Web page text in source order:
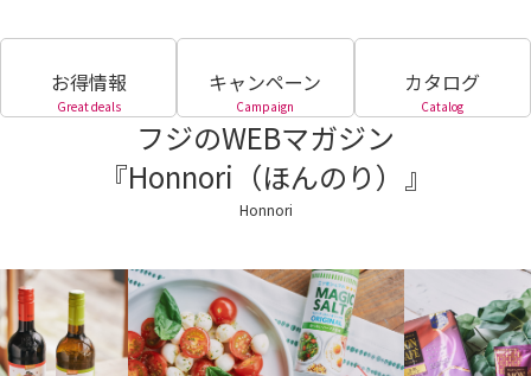
お得情報
Great deals
キャンペーン
Campaign
カタログ
Catalog
フジのWEBマガジン
『Honnori（ほんのり）』
Honnori